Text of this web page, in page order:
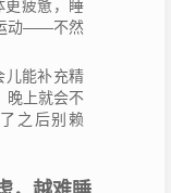
更疲惫，睡
动——不然
儿能补充精
晚上就会不
之后别赖